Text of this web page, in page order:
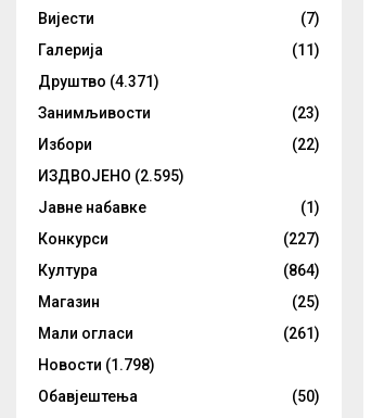
Вијести
(7)
Галерија
(11)
Друштво (4.371)
Занимљивости
(23)
Избори
(22)
ИЗДВОЈЕНО (2.595)
Јавне набавке
(1)
Конкурси
(227)
Култура
(864)
Магазин
(25)
Мали огласи
(261)
Новости (1.798)
Обавјештења
(50)